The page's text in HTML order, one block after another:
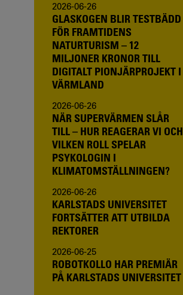
2026-06-26
GLASKOGEN BLIR TESTBÄDD
FÖR FRAMTIDENS
NATURTURISM – 12
MILJONER KRONOR TILL
DIGITALT PIONJÄRPROJEKT I
VÄRMLAND
2026-06-26
NÄR SUPERVÄRMEN SLÅR
TILL – HUR REAGERAR VI OCH
VILKEN ROLL SPELAR
PSYKOLOGIN I
KLIMATOMSTÄLLNINGEN?
2026-06-26
KARLSTADS UNIVERSITET
FORTSÄTTER ATT UTBILDA
REKTORER
2026-06-25
ROBOTKOLLO HAR PREMIÄR
PÅ KARLSTADS UNIVERSITET